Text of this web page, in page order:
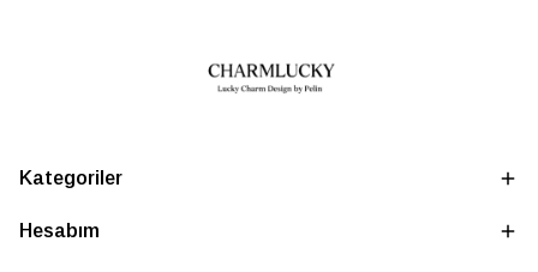
Kategoriler
Hesabım